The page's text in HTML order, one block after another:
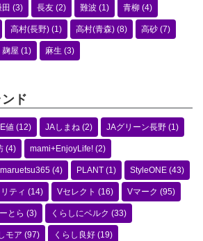
(3) 長友 (2) 難波 (1) 青柳 (4)
高村(長野) (1) 高村(青森) (8) 高砂 (7)
麹屋 (1) 麻生 (3)
ド
E値 (12) JAしまね (2) JAグリーン長野 (1)
(4) mami+EnjoyLife! (2)
maruetsu365 (4) PLANT (1) StyleONE (43)
ティ (14) Vセレクト (16) Vマーク (95)
とら (3) くらしにベルク (33)
モア (97) くらし良好 (19)